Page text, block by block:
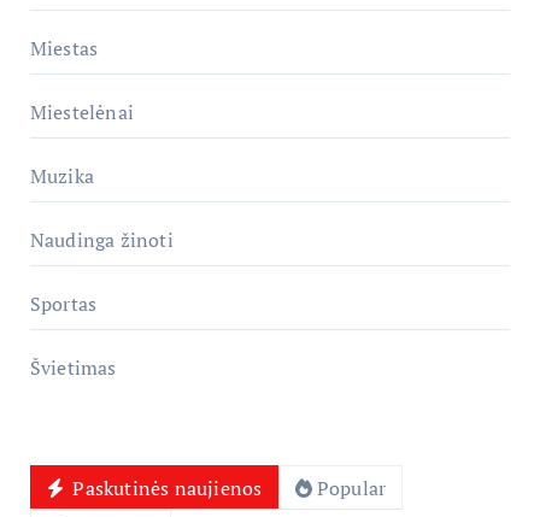
Miestas
Miestelėnai
Muzika
Naudinga žinoti
Sportas
Švietimas
Paskutinės naujienos
Popular